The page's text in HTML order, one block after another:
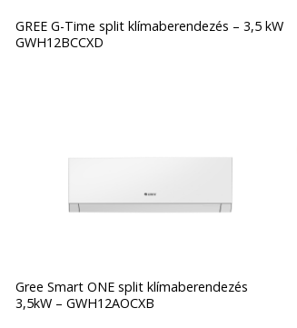
GREE G-Time split klímaberendezés – 3,5 kW
GWH12BCCXD
Gree Smart ONE split klímaberendezés
3,5kW – GWH12AOCXB